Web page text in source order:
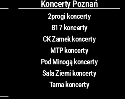
Koncerty Poznań
2progi koncerty
B17 koncerty
CK Zamek koncerty
MTP koncerty
Pod Minogą koncerty
Sala Ziemi koncerty
Tama koncerty